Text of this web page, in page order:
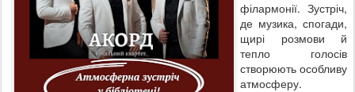
філармонії. Зустріч,
де музика, спогади,
щирі розмови й
тепло голосів
створюють особливу
атмосферу.